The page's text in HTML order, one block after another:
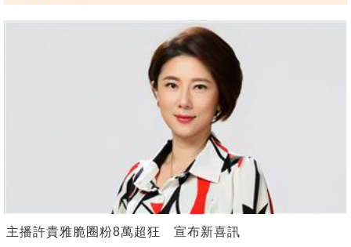
主播許貴雅脆圈粉8萬超狂 宣布新喜訊